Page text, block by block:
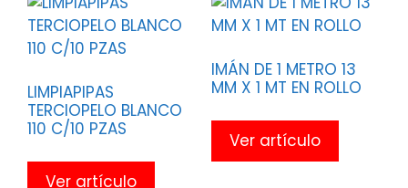
LIMPIAPIPAS
TERCIOPELO BLANCO
110 C/10 PZAS
Ver artículo
IMÁN DE 1 METRO 13
MM X 1 MT EN ROLLO
Ver artículo